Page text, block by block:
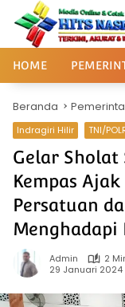
Langsung
konten
HOME
Beranda
Indragiri Hilir TNI/
Gelar Sholat
Kempas
Persatuan
Menghadapi
Admin
2
29 Januari 2024